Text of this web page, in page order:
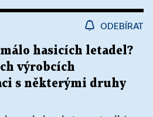
ODEBÍRAT
hasicích letadel?
výrobcích
s některými druhy